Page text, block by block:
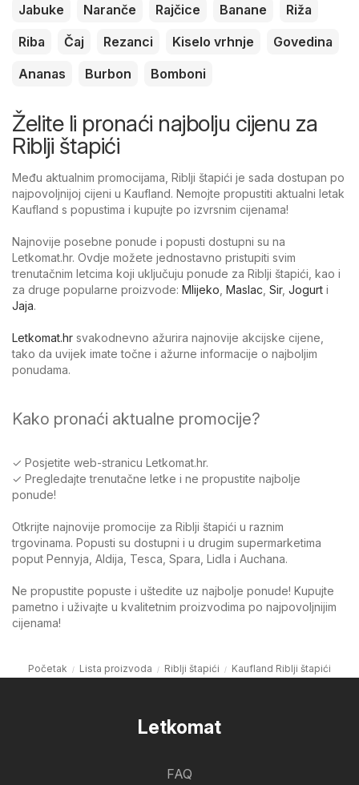
Jabuke
Naranče Rajčice Banane
Riža
Riba
Čaj Rezanci Kiselo vrhnje
Govedina
Ananas
Burbon Bomboni
Želite li pronaći najbolju cijenu za
Riblji štapići
Među aktualnim promocijama, Riblji štapići je sada dostupan po
najpovoljnijoj cijeni u Kaufland. Nemojte propustiti aktualni letak
Kaufland s popustima i kupujte po izvrsnim cijenama!
Najnovije posebne ponude i popusti dostupni su na
Letkomat.hr. Ovdje možete jednostavno pristupiti svim
trenutačnim letcima koji uključuju ponude za Riblji štapići, kao i
za druge popularne proizvode: Mlijeko Maslac Sir, Jogurt i
Jaja.
Letkomat.hr svakodnevno ažurira najnovije akcijske cijene,
tako da uvijek imate točne i ažurne informacije o najboljim
ponudama.
Kako pronaći aktualne promocije?
✓ Posjetite web-stranicu Letkomat.hr.
✓ Pregledajte trenutačne letke i ne propustite najbolje
ponude!
Otkrijte najnovije promocije za Riblji štapići u raznim
trgovinama. Popusti su dostupni i u drugim supermarketima
poput Pennyja, Aldija, Tesca, Spara, Lidla i Auchana.
Ne propustite popuste i uštedite uz najbolje ponude! Kupujte
pametno i uživajte u kvalitetnim proizvodima po najpovoljnijim
cijenama!
Početak Lista proizvoda Riblji štapići Kaufland Riblji štapići
Letkomat
FAQ